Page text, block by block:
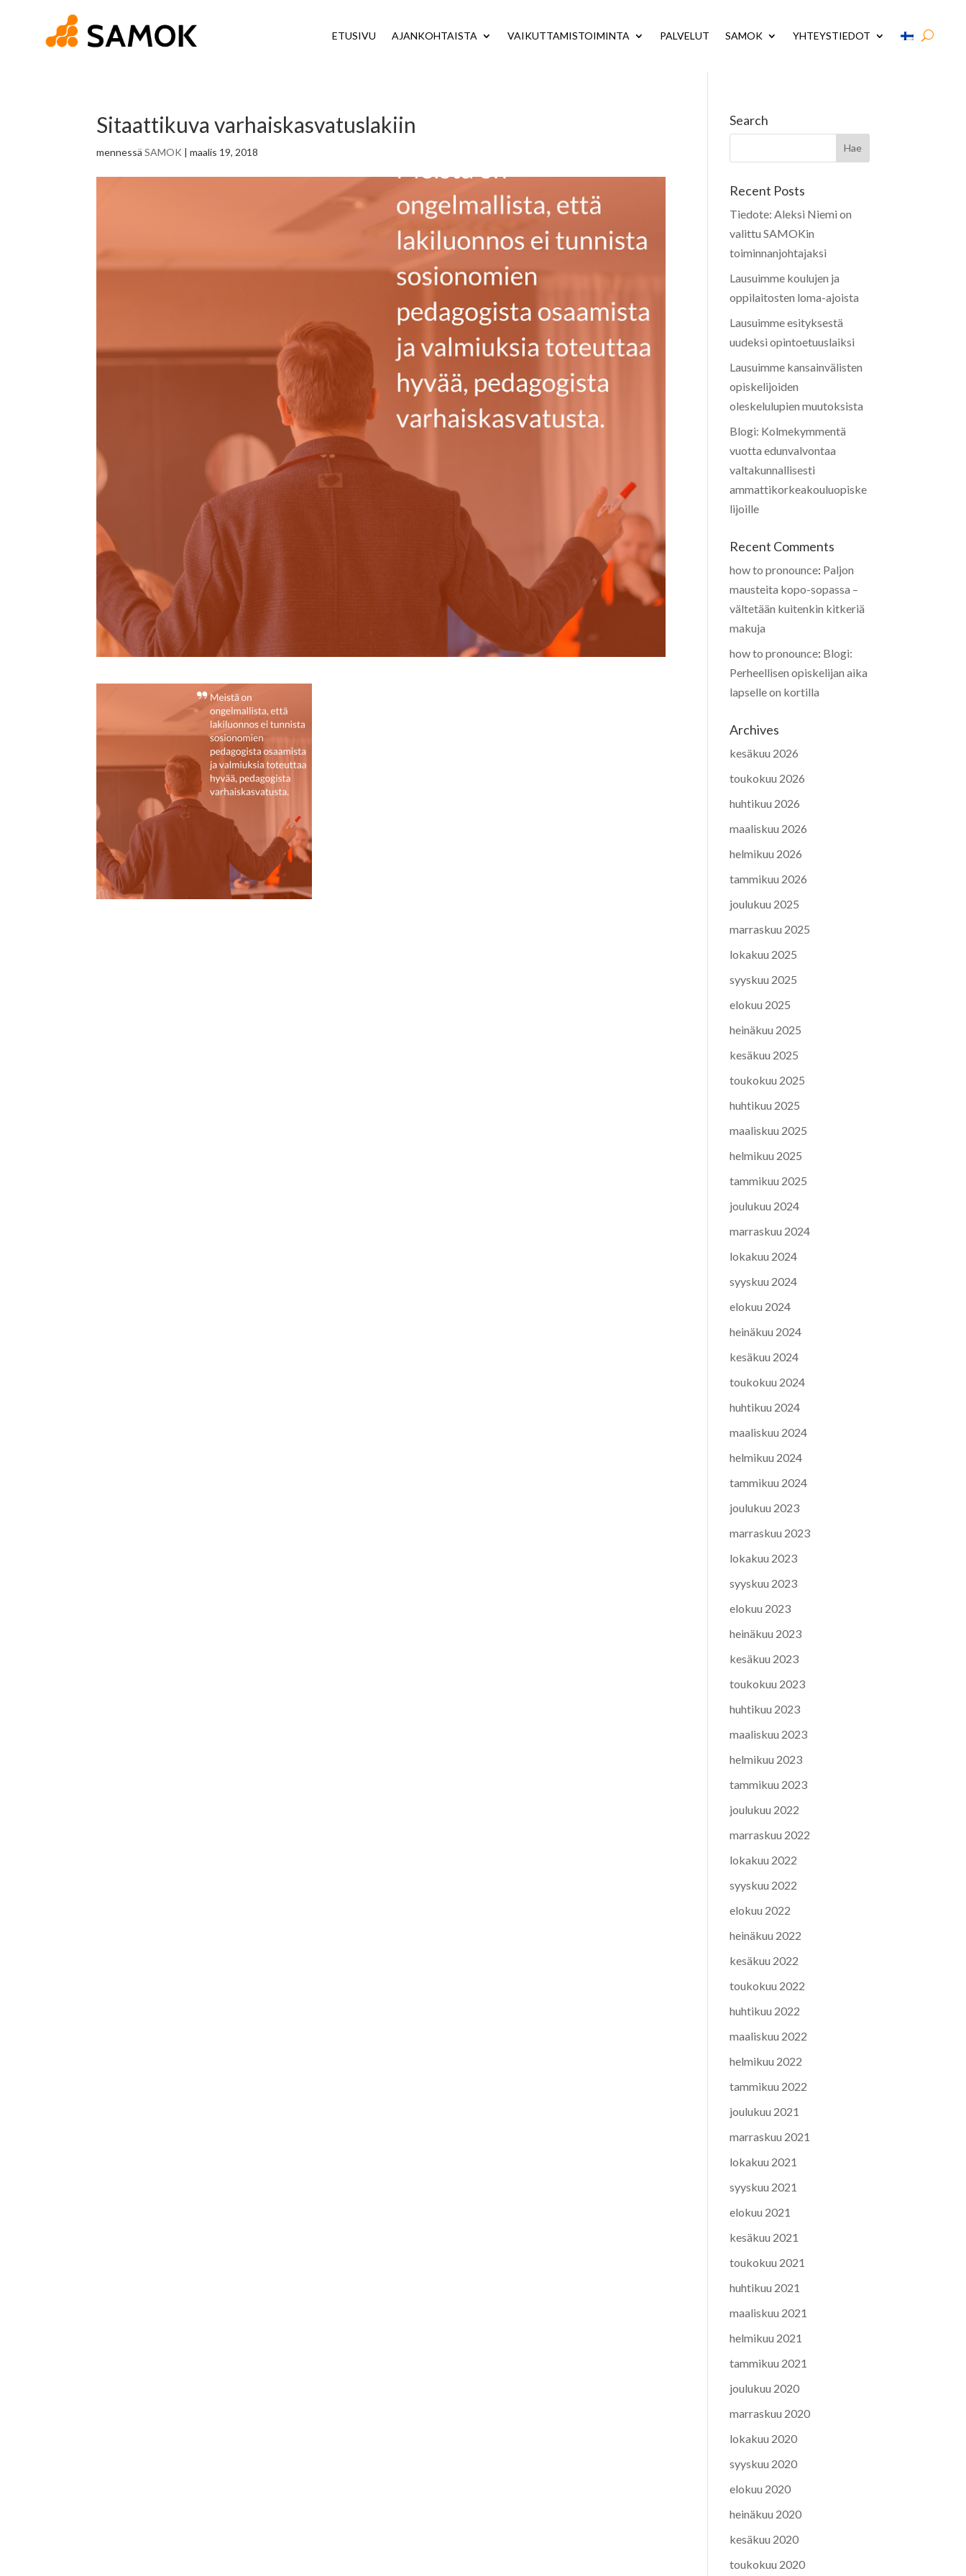
ETUSIVU AJANKOHTAISTA VAIKUTTAMISTOIMINTA PALVELUT SAMOK YHTEYSTIEDOT
Sitaattikuva varhaiskasvatuslakiin
mennessäSAMOK |maalis 19, 2018
Search
Recent Posts
Tiedote: Aleksi Niemi on
valittu SAMOKin
toiminnanjohtajaksi
Lausuimme koulujen ja
oppilaitosten loma-ajoista
Lausuimme esityksestä
uudeksi opintoetuuslaiksi
Lausuimme kansainvälisten
opiskelijoiden
oleskelulupien muutoksista
Blogi: Kolmekymmentä
vuotta edunvalvontaa
valtakunnallisesti
ammattikorkeakouluopiske
lijoille
Recent Comments
how to pronounce: Paljon
mausteita kopo-sopassa –
vältetään kuitenkin kitkeriä
makuja
how to pronounce: Blogi:
Perheellisen opiskelijan aika
lapselle on kortilla
Archives
kesäkuu 2026
toukokuu 2026
huhtikuu 2026
maaliskuu 2026
helmikuu 2026
tammikuu 2026
joulukuu 2025
marraskuu 2025
lokakuu 2025
syyskuu 2025
elokuu 2025
heinäkuu 2025
kesäkuu 2025
toukokuu 2025
huhtikuu 2025
maaliskuu 2025
helmikuu 2025
tammikuu 2025
joulukuu 2024
marraskuu 2024
lokakuu 2024
syyskuu 2024
elokuu 2024
heinäkuu 2024
kesäkuu 2024
toukokuu 2024
huhtikuu 2024
maaliskuu 2024
helmikuu 2024
tammikuu 2024
joulukuu 2023
marraskuu 2023
lokakuu 2023
syyskuu 2023
elokuu 2023
heinäkuu 2023
kesäkuu 2023
toukokuu 2023
huhtikuu 2023
maaliskuu 2023
helmikuu 2023
tammikuu 2023
joulukuu 2022
marraskuu 2022
lokakuu 2022
syyskuu 2022
elokuu 2022
heinäkuu 2022
kesäkuu 2022
toukokuu 2022
huhtikuu 2022
maaliskuu 2022
helmikuu 2022
tammikuu 2022
joulukuu 2021
marraskuu 2021
lokakuu 2021
syyskuu 2021
elokuu 2021
kesäkuu 2021
toukokuu 2021
huhtikuu 2021
maaliskuu 2021
helmikuu 2021
tammikuu 2021
joulukuu 2020
marraskuu 2020
lokakuu 2020
syyskuu 2020
elokuu 2020
heinäkuu 2020
kesäkuu 2020
toukokuu 2020